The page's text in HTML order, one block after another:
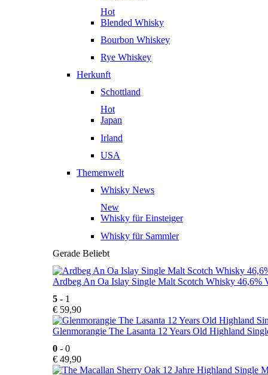
Hot
Blended Whisky
Bourbon Whiskey
Rye Whiskey
Herkunft
Schottland
Hot
Japan
Irland
USA
Themenwelt
Whisky News
New
Whisky für Einsteiger
Whisky für Sammler
Gerade Beliebt
Ardbeg An Oa Islay Single Malt Scotch Whisky 46,6%
5 - 1
€ 59,90
Glenmorangie The Lasanta 12 Years Old Highland
0 - 0
€ 49,90